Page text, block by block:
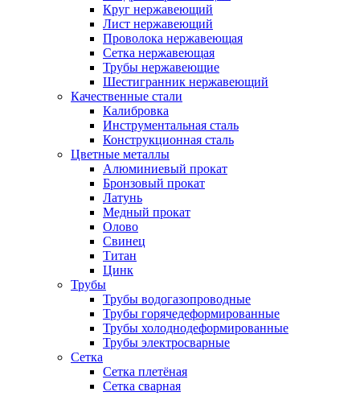
Круг нержавеющий
Лист нержавеющий
Проволока нержавеющая
Сетка нержавеющая
Трубы нержавеющие
Шестигранник нержавеющий
Качественные стали
Калибровка
Инструментальная сталь
Конструкционная сталь
Цветные металлы
Алюминиевый прокат
Бронзовый прокат
Латунь
Медный прокат
Олово
Свинец
Титан
Цинк
Трубы
Трубы водогазопроводные
Трубы горячедеформированные
Трубы холоднодеформированные
Трубы электросварные
Сетка
Сетка плетёная
Сетка сварная